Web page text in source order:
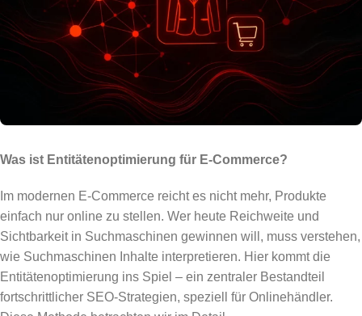
Was ist Entitätenoptimierung für E-Commerce?
Im modernen E-Commerce reicht es nicht mehr, Produkte
einfach nur online zu stellen. Wer heute Reichweite und
Sichtbarkeit in Suchmaschinen gewinnen will, muss verstehen,
wie Suchmaschinen Inhalte interpretieren. Hier kommt die
Entitätenoptimierung ins Spiel – ein zentraler Bestandteil
fortschrittlicher SEO-Strategien, speziell für Onlinehändler.